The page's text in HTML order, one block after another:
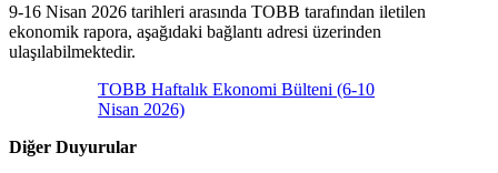
9-16 Nisan 2026 tarihleri arasında TOBB tarafından iletilen
ekonomik rapora, aşağıdaki bağlantı adresi üzerinden
ulaşılabilmektedir.
TOBB Haftalık Ekonomi Bülteni (6-10
Nisan 2026)
Diğer Duyurular